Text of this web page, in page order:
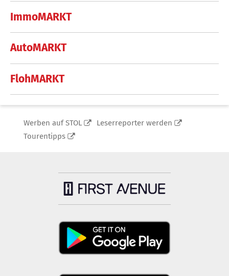
ImmoMARKT
AutoMARKT
FlohMARKT
Werben auf STOL
Leserreporter werden
Tourentipps